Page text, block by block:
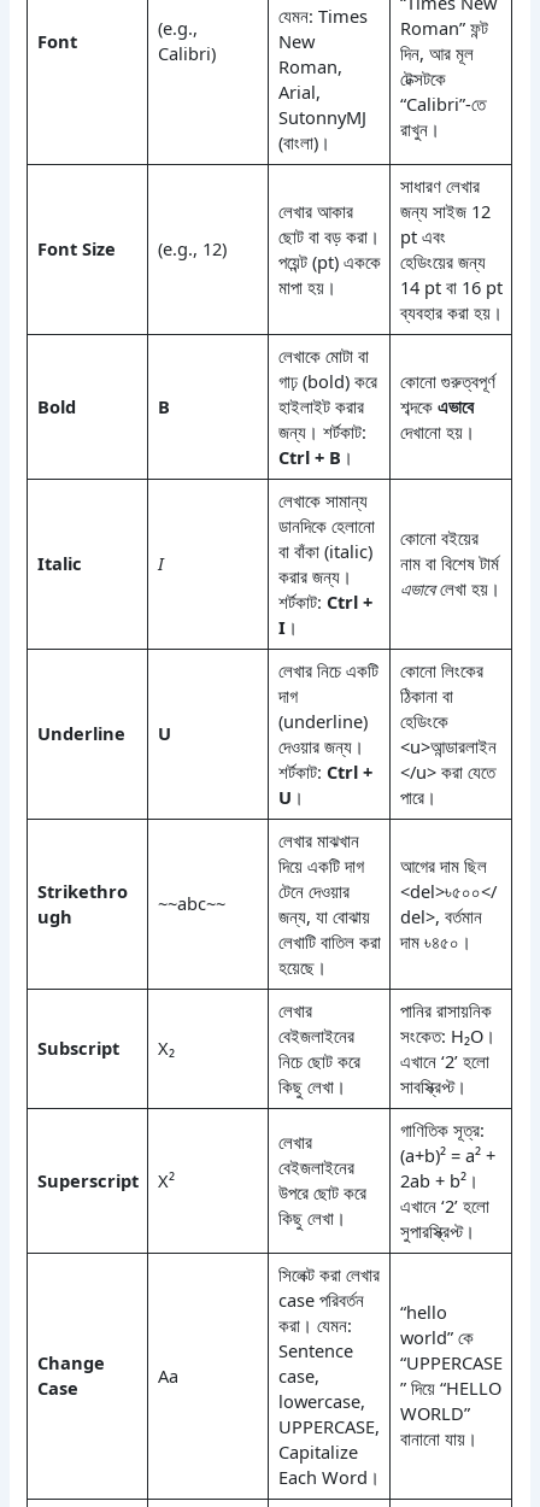
Font
(e.g.,
Calibri)
যেমন: Times
New
Roman,
Arial,
SutonnyMJ
(বাংলা)।
Roman” ফন্ট
দিন, আর মূল
টেক্সটকে
“Calibri”-তে
রাখুন।
Font Size (e.g., 12)
লেখার আকার
ছোট বা বড় করা।
পয়েন্ট (pt) এককে
মাপা হয়।
সাধারণ লেখার
জন্য সাইজ 12
pt এবং
হেডিংয়ের জন্য
14 pt বা 16 pt
ব্যবহার করা হয়।
Bold B
লেখাকে মোটা বা
গাঢ় (bold) করে
হাইলাইট করার
জন্য। শর্টকাট:
Ctrl + B ।
কোনো গুরুত্বপূর্ণ
শব্দকে এভাবে
দেখানো হয়।
Italic I
লেখাকে সামান্য
ডানদিকে হেলানো
বা বাঁকা (italic)
করার জন্য।
শর্টকাট: Ctrl +
I।
কোনো বইয়ের
নাম বা বিশেষ টার্ম
এভাবেলেখা হয়।
Underline U
লেখার নিচে একটি
দাগ
(underline)
দেওয়ার জন্য।
শর্টকাট: Ctrl +
U ।
কোনো লিংকের
ঠিকানা বা
হেডিংকে
<u>আন্ডারলাইন
</u> করা যেতে
পারে।
Strikethro
ugh
~~abc~~
লেখার মাঝখান
দিয়ে একটি দাগ
টেনে দেওয়ার
জন্য, যা বোঝায়
লেখাটি বাতিল করা
হয়েছে।
আগের দাম ছিল
<del>৳৫০০</
del>, বর্তমান
দাম ৳৪৫০।
Subscript X₂
লেখার
বেইজলাইনের
নিচে ছোট করে
কিছু লেখা।
পানির রাসায়নিক
সংকেত: H₂O।
এখানে ‘2’ হলো
সাবস্ক্রিপ্ট।
Superscript X²
লেখার
বেইজলাইনের
উপরে ছোট করে
কিছু লেখা।
গাণিতিক সূত্র:
(a+b)² = a² +
2ab + b²।
এখানে ‘2’ হলো
সুপারস্ক্রিপ্ট।
Change
Case
Aa
সিলেক্ট করা লেখার
case পরিবর্তন
করা। যেমন:
Sentence
case,
lowercase,
UPPERCASE,
Capitalize
Each Word।
“hello
world” কে
“UPPERCASE
” দিয়ে “HELLO
WORLD”
বানানো যায়।